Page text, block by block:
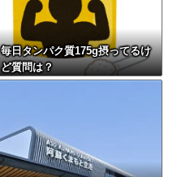
毎日タンパク質175g摂ってるけ
ど質問は？